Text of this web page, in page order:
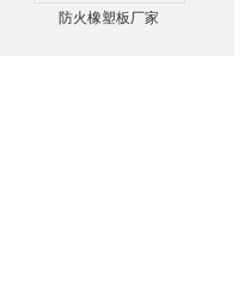
防火橡塑板厂家